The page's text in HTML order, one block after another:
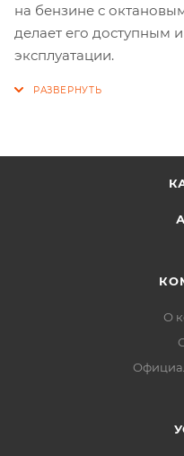
на бензине с
делает его доступным
эксплуатации.
О